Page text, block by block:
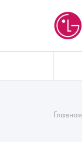
Главная